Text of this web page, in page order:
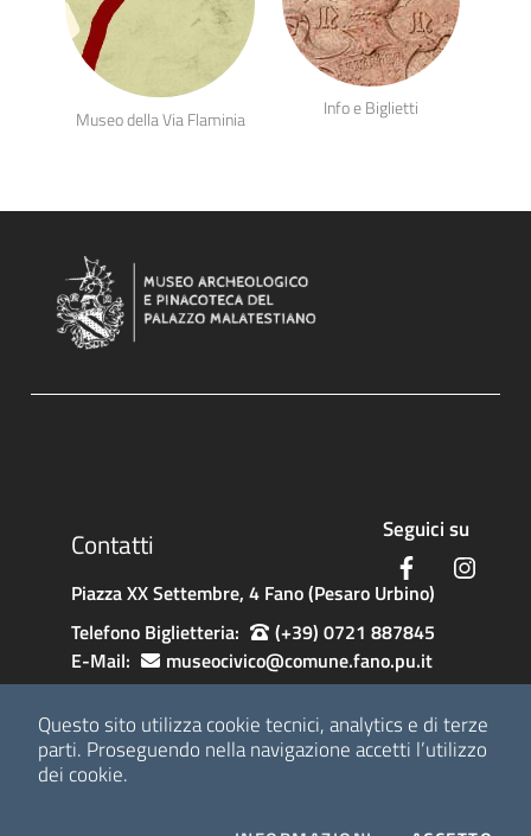
Questo sito utilizza cookie tecnici, analytics e di terze
parti. Proseguendo nella navigazione accetti l’utilizzo
dei cookie.
Museo della Via Flaminia Info e Biglietti
Sezione Link Footer 1
Contatti
Piazza XX Settembre, 4 Fano (Pesaro Urbino)
Telefono Biglietteria:
(+39) 0721 887845
E-Mail:
museocivico@comune.fano.pu.it
Seguici su
Facebook
Sezione Link Utili